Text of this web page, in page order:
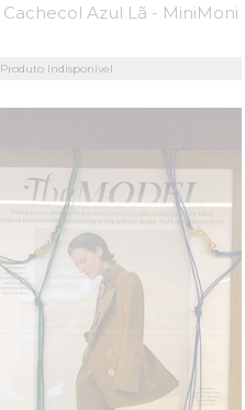
Cachecol Azul Lã - MiniMoni
Produto Indisponível